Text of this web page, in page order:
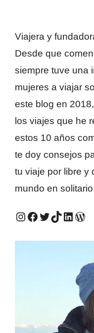
Viajera y
Desde que
siempre tuve una
mujeres a viajar
este blog en
los viajes que he
estos 10 años
te doy consejos
tu viaje por libre y
mundo en
Instagram #QuieroViajarSola Facebook #QuieroViajarSola Twitter #QuieroViajarSola TikTok #QuieroViajarSola LinkedIn #QuieroViajarSola Mi antiguo blog, Viajes e ideas